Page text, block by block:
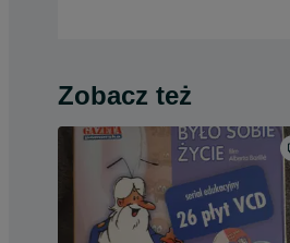
Zobacz też